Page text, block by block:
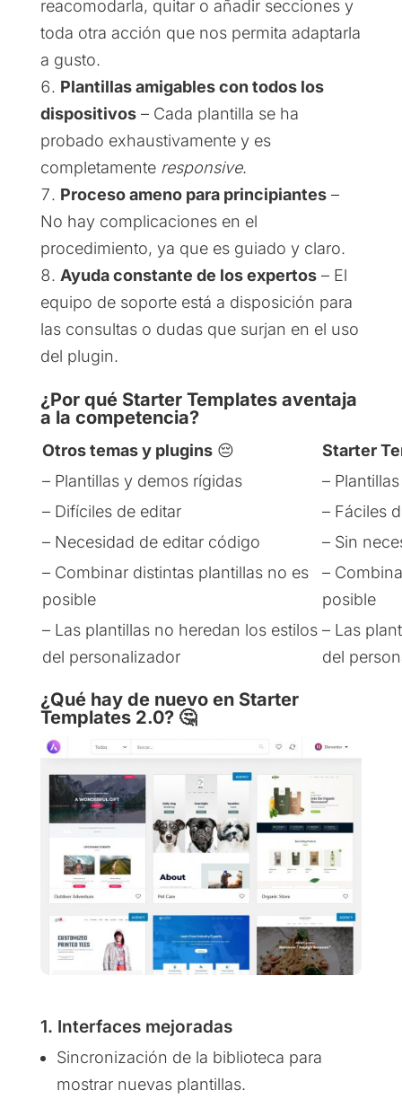
reacomodarla, quitar o añadir secciones y
toda otra acción que nos permita adaptarla
a gusto.
Plantillas amigables con todos los
dispositivos– Cada plantilla se ha
probado exhaustivamente y es
completamente responsive.
Proceso ameno para principiantes–
No hay complicaciones en el
procedimiento, ya que es guiado y claro.
Ayuda constante de los expertos– El
equipo de soporte está a disposición para
las consultas o dudas que surjan en el uso
del plugin.
¿Por qué Starter Templates aventaja
a la competencia?
Otros temas y plugins😔
Starter
– Plantillas y demos rígidas
–
– Difíciles de editar
– Fáciles
– Necesidad de editar código
– Sin
– Combinar distintas plantillas no es
posible
–
posible
– Las plantillas no heredan los estilos
del personalizador
– Las
del
¿Qué hay de nuevo en Starter
Templates 2.0?🤔
1. Interfaces mejoradas
Sincronización de la biblioteca para
mostrar nuevas plantillas.